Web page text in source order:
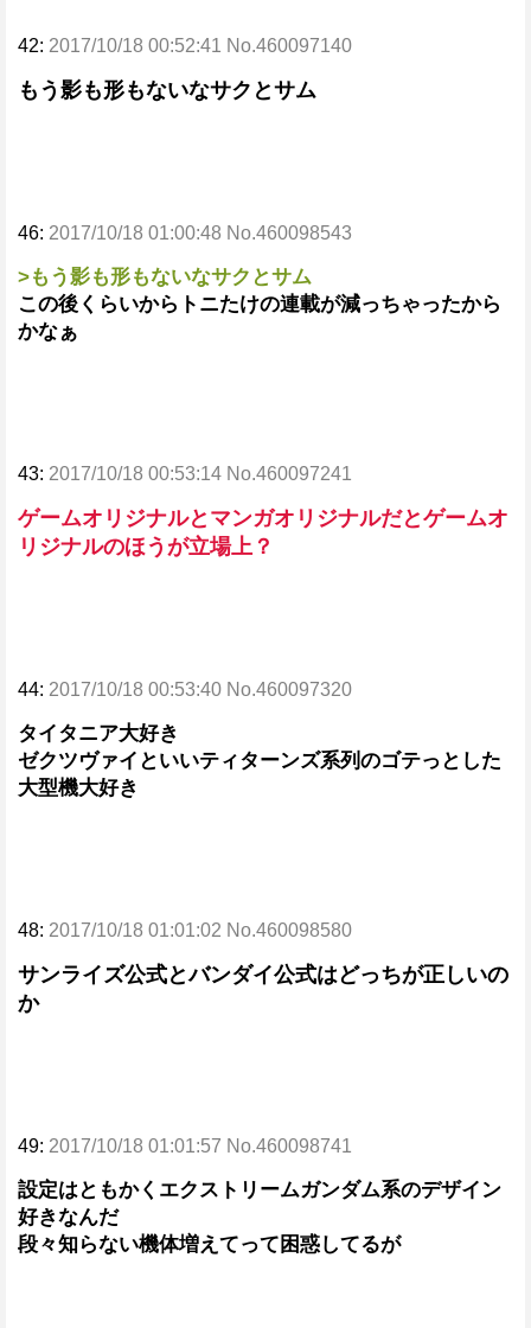
42: 2017/10/18 00:52:41 No.460097140
もう影も形もないなサクとサム
46: 2017/10/18 01:00:48 No.460098543
>もう影も形もないなサクとサム
この後くらいからトニたけの連載が減っちゃったから
かなぁ
43: 2017/10/18 00:53:14 No.460097241
ゲームオリジナルとマンガオリジナルだとゲームオ
リジナルのほうが立場上？
44: 2017/10/18 00:53:40 No.460097320
タイタニア大好き
ゼクツヴァイといいティターンズ系列のゴテっとした
大型機大好き
48: 2017/10/18 01:01:02 No.460098580
サンライズ公式とバンダイ公式はどっちが正しいの
か
49: 2017/10/18 01:01:57 No.460098741
設定はともかくエクストリームガンダム系のデザイン
好きなんだ
段々知らない機体増えてって困惑してるが